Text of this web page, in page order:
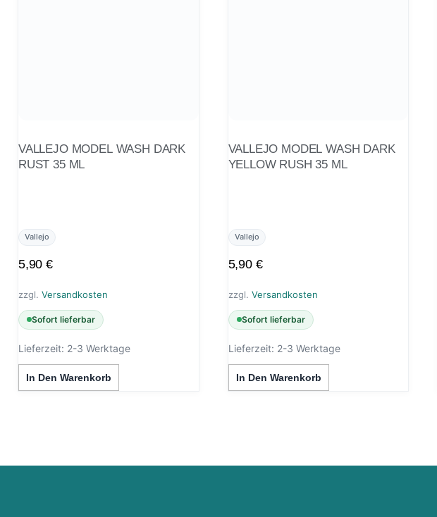
VALLEJO MODEL WASH DARK
RUST 35 ML
Vallejo
5,90€
zzgl. Versandkosten
Sofort lieferbar
Lieferzeit: 2-3 Werktage
In Den Warenkorb
VALLEJO MODEL WASH DARK
YELLOW RUSH 35 ML
Vallejo
5,90 €
zzgl. Versandkosten
Sofort lieferbar
Lieferzeit: 2-3 Werktage
In Den Warenkorb